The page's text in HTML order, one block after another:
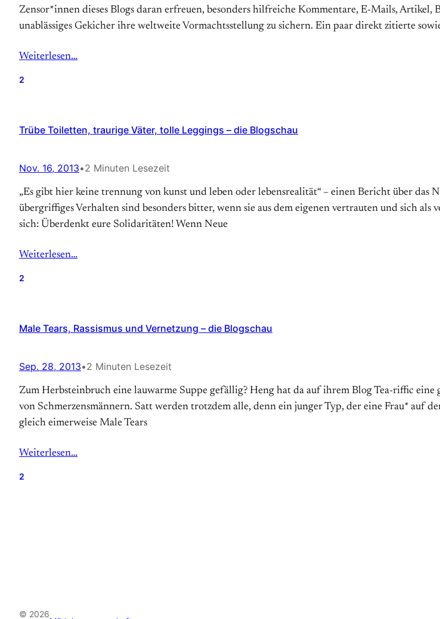
Zensor*innen dieses Blogs daran erfreuen, besonders hilfreiche Kommentare, E-Mails,
unablässiges Gekicher ihre weltweite Vormachtsstellung zu sichern. Ein paar direkt zitierte
Weiterlesen…
2
Trübe Toiletten, traurige Väter, tolle Leggings – die Blogschau
Nov. 16, 2013•2 Minuten Lesezeit
„Es gibt hier keine trennung von kunst und leben oder lebensrealität“ – einen Bericht über
übergriffiges Verhalten sind besonders bitter, wenn sie aus dem eigenen vertrauten und sich
sich: Überdenkt eure Solidaritäten! Wenn Neue
Weiterlesen…
2
Male Tears, Rassismus und Vernetzung – die Blogschau
Sep. 28, 2013•2 Minuten Lesezeit
Zum Herbsteinbruch eine lauwarme Suppe gefällig? Heng hat da auf ihrem Blog Tea-riffic eine
von Schmerzensmännern. Satt werden trotzdem alle, denn ein junger Typ, der eine Frau* auf
gleich eimerweise Male Tears
Weiterlesen…
2
© 2026